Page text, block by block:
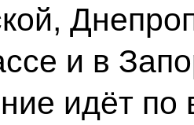
и в
идёт по